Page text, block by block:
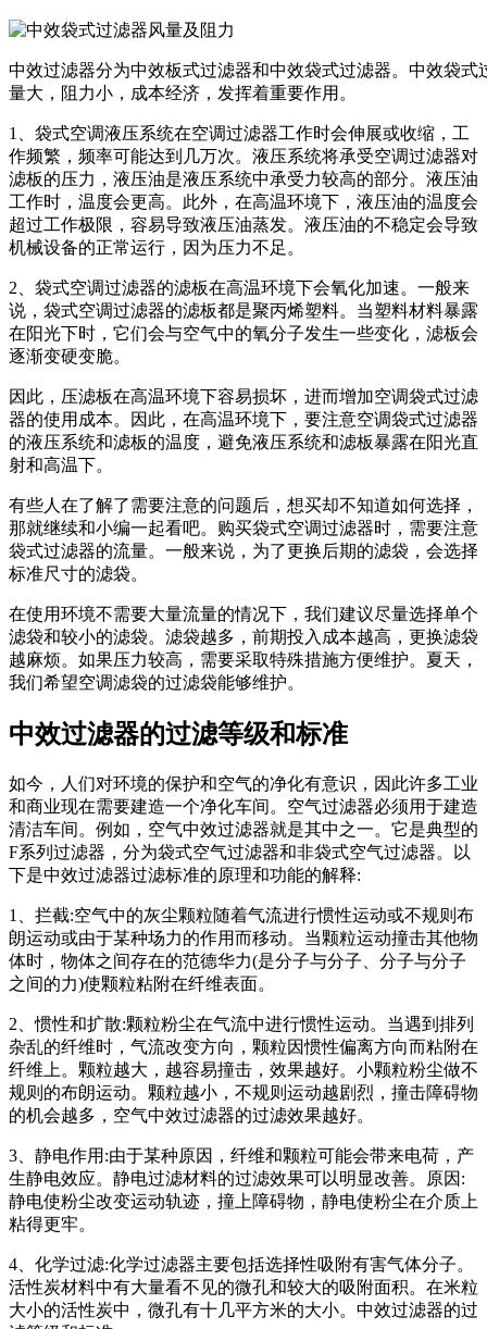
中效过滤器分为中效板式过滤器和中效袋式过滤器。中效袋
量大，阻力小，成本经济，发挥着重要作用。
1、袋式空调液压系统在空调过滤器工作时会伸展或收缩，工
作频繁，频率可能达到几万次。液压系统将承受空调过滤器对
滤板的压力，液压油是液压系统中承受力较高的部分。液压油
工作时，温度会更高。此外，在高温环境下，液压油的温度会
超过工作极限，容易导致液压油蒸发。液压油的不稳定会导致
机械设备的正常运行，因为压力不足。
2、袋式空调过滤器的滤板在高温环境下会氧化加速。一般来
说，袋式空调过滤器的滤板都是聚丙烯塑料。当塑料材料暴露
在阳光下时，它们会与空气中的氧分子发生一些变化，滤板会
逐渐变硬变脆。
因此，压滤板在高温环境下容易损坏，进而增加空调袋式过滤
器的使用成本。因此，在高温环境下，要注意空调袋式过滤器
的液压系统和滤板的温度，避免液压系统和滤板暴露在阳光直
射和高温下。
有些人在了解了需要注意的问题后，想买却不知道如何选择，
那就继续和小编一起看吧。购买袋式空调过滤器时，需要注意
袋式过滤器的流量。一般来说，为了更换后期的滤袋，会选择
标准尺寸的滤袋。
在使用环境不需要大量流量的情况下，我们建议尽量选择单个
滤袋和较小的滤袋。滤袋越多，前期投入成本越高，更换滤袋
越麻烦。如果压力较高，需要采取特殊措施方便维护。夏天，
我们希望空调滤袋的过滤袋能够维护。
中效过滤器的过滤等级和标准
如今，人们对环境的保护和空气的净化有意识，因此许多工业
和商业现在需要建造一个净化车间。空气过滤器必须用于建造
清洁车间。例如，空气中效过滤器就是其中之一。它是典型的
F系列过滤器，分为袋式空气过滤器和非袋式空气过滤器。以
下是中效过滤器过滤标准的原理和功能的解释:
1、拦截:空气中的灰尘颗粒随着气流进行惯性运动或不规则布
朗运动或由于某种场力的作用而移动。当颗粒运动撞击其他物
体时，物体之间存在的范德华力(是分子与分子、分子与分子
之间的力)使颗粒粘附在纤维表面。
2、惯性和扩散:颗粒粉尘在气流中进行惯性运动。当遇到排列
杂乱的纤维时，气流改变方向，颗粒因惯性偏离方向而粘附在
纤维上。颗粒越大，越容易撞击，效果越好。小颗粒粉尘做不
规则的布朗运动。颗粒越小，不规则运动越剧烈，撞击障碍物
的机会越多，空气中效过滤器的过滤效果越好。
3、静电作用:由于某种原因，纤维和颗粒可能会带来电荷，产
生静电效应。静电过滤材料的过滤效果可以明显改善。原因:
静电使粉尘改变运动轨迹，撞上障碍物，静电使粉尘在介质上
粘得更牢。
4、化学过滤:化学过滤器主要包括选择性吸附有害气体分子。
活性炭材料中有大量看不见的微孔和较大的吸附面积。在米粒
大小的活性炭中，微孔有十几平方米的大小。中效过滤器的过